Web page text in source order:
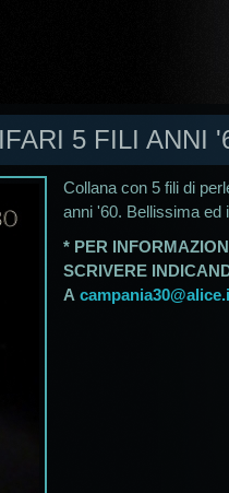
5 FILI ANNI
Collana con 5 fili di
anni '60. Bellissima ed
* PER
SCRIVERE
A